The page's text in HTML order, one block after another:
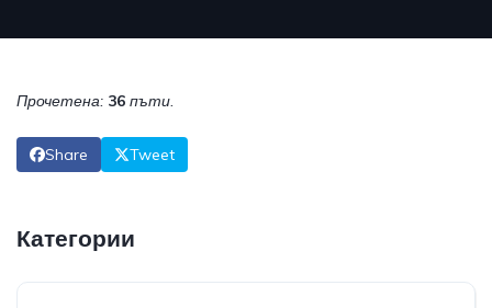
Прочетена: 36 пъти.
Share Tweet
Категории